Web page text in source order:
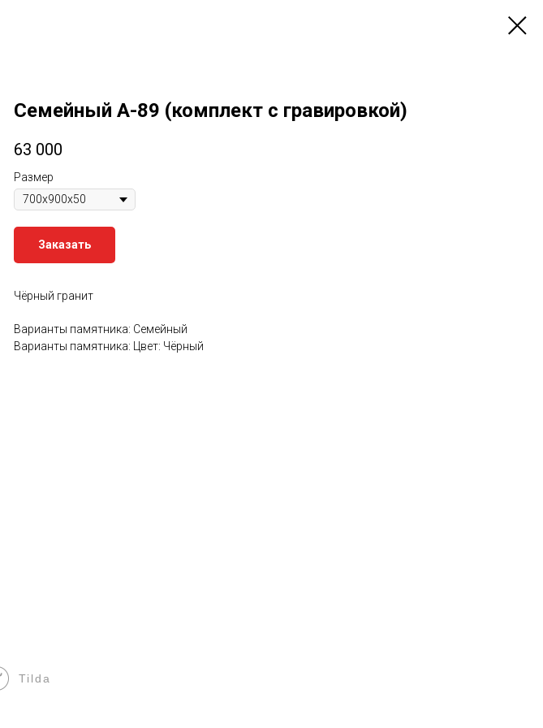
Семейный A-89 (комплект с гравировкой)
63 000
Размер
Заказать
Чёрный гранит
Варианты памятника: Семейный
Варианты памятника: Цвет: Чёрный
Tilda